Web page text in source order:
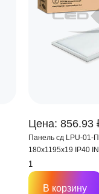
Цена: 856.93
Панель сд LPU-
180х1195х19 IP40
В корзину